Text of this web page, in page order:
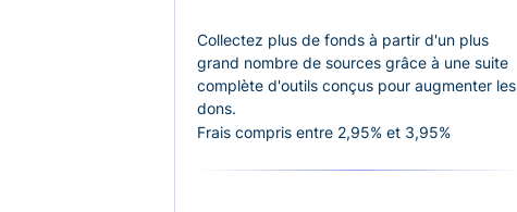
Collectez plus de fonds à partir d'un plus
grand nombre de sources grâce à une suite
complète d'outils conçus pour augmenter les
dons.
Frais compris entre 2,95% et 3,95%